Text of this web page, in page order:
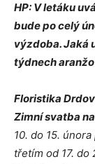
HP: V letáku
bude po celý
výzdoba. Jaká
týdnech
Floristika
Zimní svatba
10. do 15.
třetím od 17.